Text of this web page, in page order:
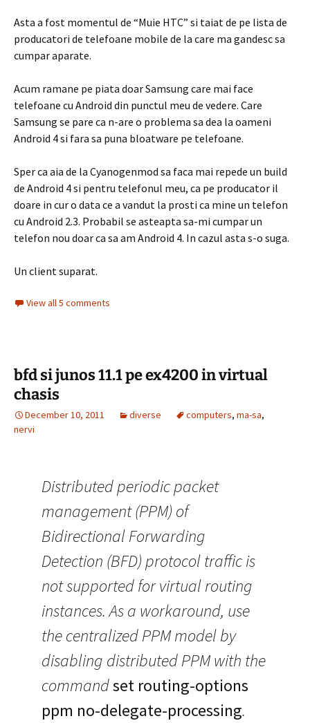
Asta a fost momentul de “Muie HTC” si taiat de pe lista de
producatori de telefoane mobile de la care ma gandesc sa
cumpar aparate.
Acum ramane pe piata doar Samsung care mai face
telefoane cu Android din punctul meu de vedere. Care
Samsung se pare ca n-are o problema sa dea la oameni
Android 4 si fara sa puna bloatware pe telefoane.
Sper ca aia de la Cyanogenmod sa faca mai repede un build
de Android 4 si pentru telefonul meu, ca pe producator il
doare in cur o data ce a vandut la prosti ca mine un telefon
cu Android 2.3. Probabil se asteapta sa-mi cumpar un
telefon nou doar ca sa am Android 4. In cazul asta s-o suga.
Un client suparat.
View all 5 comments
bfd si junos 11.1 pe ex4200 in virtual
chasis
December 10, 2011 diverse computers, ma-sa,
nervi
Distributed periodic packet
management (PPM) of
Bidirectional Forwarding
Detection (BFD) protocol traffic is
not supported for virtual routing
instances. As a workaround, use
the centralized PPM model by
disabling distributed PPM with the
commandset routing-options
ppm no-delegate-processing.